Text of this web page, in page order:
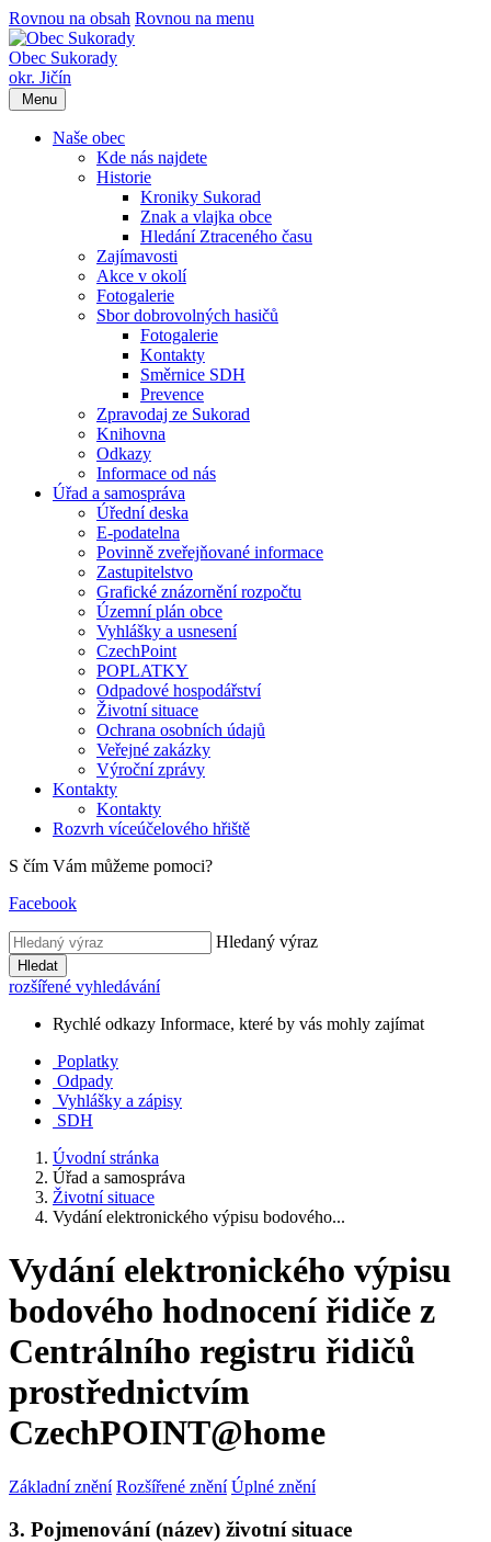
Rovnou na obsah Rovnou na menu
Obec Sukorady
okr. Jičín
Menu
Naše obec
Kde nás najdete
Historie
Kroniky Sukorad
Znak a vlajka obce
Hledání Ztraceného času
Zajímavosti
Akce v okolí
Fotogalerie
Sbor dobrovolných hasičů
Fotogalerie
Kontakty
Směrnice SDH
Prevence
Zpravodaj ze Sukorad
Knihovna
Odkazy
Informace od nás
Úřad a samospráva
Úřední deska
E-podatelna
Povinně zveřejňované informace
Zastupitelstvo
Grafické znázornění rozpočtu
Územní plán obce
Vyhlášky a usnesení
CzechPoint
POPLATKY
Odpadové hospodářství
Životní situace
Ochrana osobních údajů
Veřejné zakázky
Výroční zprávy
Kontakty
Kontakty
Rozvrh víceúčelového hřiště
S čím Vám můžeme pomoci?
Facebook
Hledaný výraz
Hledat
rozšířené vyhledávání
Rychlé odkazy Informace, které by vás mohly zajímat
Poplatky
Odpady
Vyhlášky a zápisy
SDH
Úvodní stránka
Úřad a samospráva
Životní situace
Vydání elektronického výpisu bodového...
Vydání elektronického výpisu
bodového hodnocení řidiče z
Centrálního registru řidičů
prostřednictvím
CzechPOINT@home
Základní znění Rozšířené znění Úplné znění
3. Pojmenování (název) životní situace